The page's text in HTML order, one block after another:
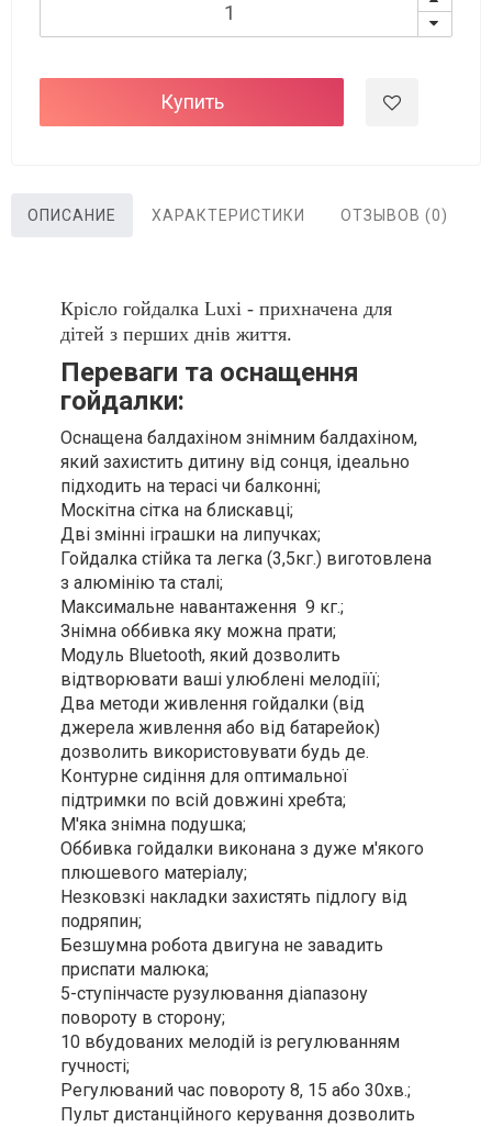
Купить
ОПИСАНИЕ ХАРАКТЕРИСТИКИ ОТЗЫВОВ (0)
Крісло гойдалка Luxi - прихначена для
дітей з перших днів життя.
Переваги та оснащення
гойдалки:
Оснащена балдахіном знімним балдахіном,
який захистить дитину від сонця, ідеально
підходить на терасі чи балконні;
Москітна сітка на блискавці;
Дві змінні іграшки на липучках;
Гойдалка стійка та легка (3,5кг.) виготовлена
з алюмінію та сталі;
Максимальне навантаження 9 кг.;
Знімна оббивка яку можна прати;
Модуль Bluetooth, який дозволить
відтворювати ваші улюблені мелодіїї;
Два методи живлення гойдалки (від
джерела живлення або від батарейок)
дозволить використовувати будь де.
Контурне сидіння для оптимальної
підтримки по всій довжині хребта;
М'яка знімна подушка;
Оббивка гойдалки виконана з дуже м'якого
плюшевого матеріалу;
Незковзкі накладки захистять підлогу від
подряпин;
Безшумна робота двигуна не завадить
приспати малюка;
5-ступінчасте рузулювання діапазону
повороту в сторону;
10 вбудованих мелодій із регулюванням
гучності;
Регулюваний час повороту 8, 15 або 30хв.;
Пульт дистанційного керування дозволить